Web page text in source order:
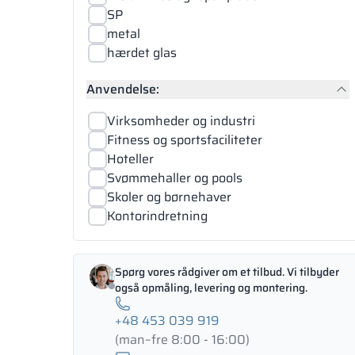
SP
metal
hærdet glas
Anvendelse:
Virksomheder og industri
Fitness og sportsfaciliteter
Hoteller
Svømmehaller og pools
Skoler og børnehaver
Kontorindretning
Spørg vores rådgiver om et tilbud. Vi tilbyder
også opmåling, levering og montering.
+48 453 039 919
(man–fre 8:00 - 16:00)